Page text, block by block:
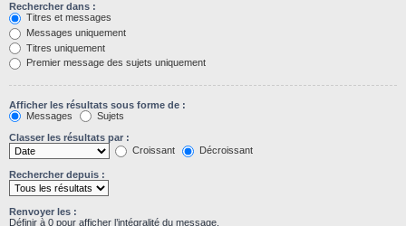
Rechercher dans :
Titres et messages
Messages uniquement
Titres uniquement
Premier message des sujets uniquement
Afficher les résultats sous forme de :
Messages
Sujets
Classer les résultats par :
Croissant
Décroissant
Rechercher depuis :
Renvoyer les :
Définir à 0 pour afficher l’intégralité du message.